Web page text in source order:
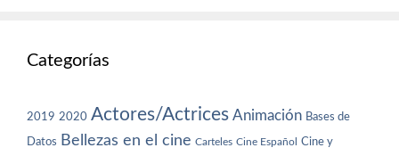
Categorías
2019 2020 Actores/Actrices Animación Bases de
Datos Bellezas en el cine Carteles Cine Español Cine y